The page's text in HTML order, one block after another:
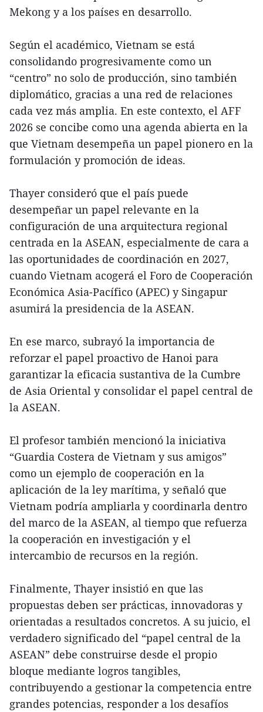
Mekong y a los países en desarrollo.
Según el académico, Vietnam se está
consolidando progresivamente como un
“centro” no solo de producción, sino también
diplomático, gracias a una red de relaciones
cada vez más amplia. En este contexto, el AFF
2026 se concibe como una agenda abierta en la
que Vietnam desempeña un papel pionero en la
formulación y promoción de ideas.
Thayer consideró que el país puede
desempeñar un papel relevante en la
configuración de una arquitectura regional
centrada en la ASEAN, especialmente de cara a
las oportunidades de coordinación en 2027,
cuando Vietnam acogerá el Foro de Cooperación
Económica Asia-Pacífico (APEC) y Singapur
asumirá la presidencia de la ASEAN.
En ese marco, subrayó la importancia de
reforzar el papel proactivo de Hanoi para
garantizar la eficacia sustantiva de la Cumbre
de Asia Oriental y consolidar el papel central de
la ASEAN.
El profesor también mencionó la iniciativa
“Guardia Costera de Vietnam y sus amigos”
como un ejemplo de cooperación en la
aplicación de la ley marítima, y señaló que
Vietnam podría ampliarla y coordinarla dentro
del marco de la ASEAN, al tiempo que refuerza
la cooperación en investigación y el
intercambio de recursos en la región.
Finalmente, Thayer insistió en que las
propuestas deben ser prácticas, innovadoras y
orientadas a resultados concretos. A su juicio, el
verdadero significado del “papel central de la
ASEAN” debe construirse desde el propio
bloque mediante logros tangibles,
contribuyendo a gestionar la competencia entre
grandes potencias, responder a los desafíos